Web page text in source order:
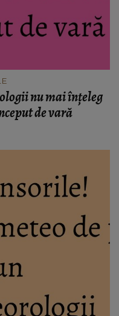
nu mai înţeleg
de vară